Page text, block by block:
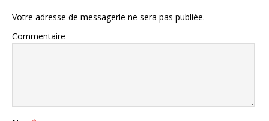
Votre adresse de messagerie ne sera pas publiée.
Commentaire